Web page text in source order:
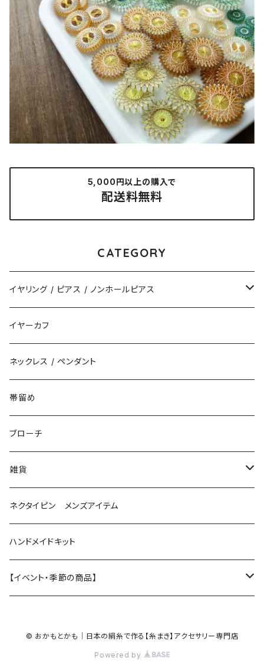
5,000円以上の購入で
配送料無料
CATEGORY
イヤリング / ピアス / ノンホールピアス
揺れるタイプ
花（直径3cm）
花（直径2.5cm）
揺れないタイプ
花
星
イヤーカフ
ネックレス / ペンダント
帯留め
ブローチ
雑貨
眼鏡ストラップ
目印チャーム
ネクタイピン メンズアイテム
ハンドメイドキット
【イベント・季節の商品】
© おかもとかも｜日本の絹糸で作る【糸まき】アクセサリー専門店
Powered by